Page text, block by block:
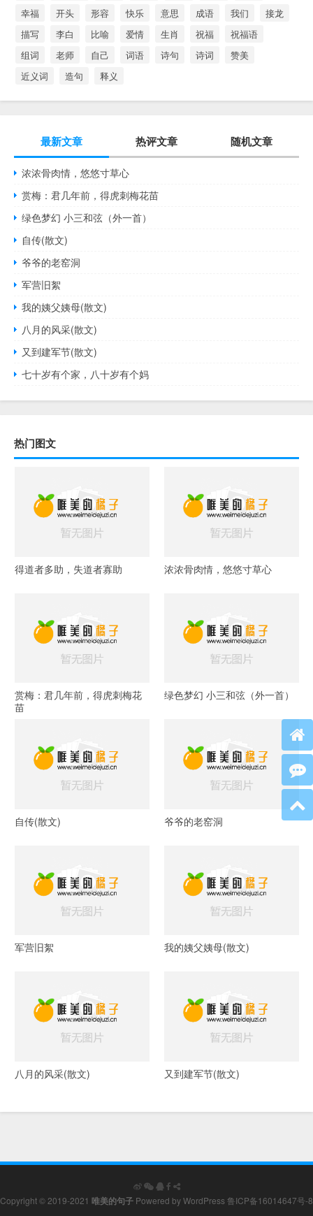
幸福
开头 形容 快乐 意思 成语 我们
接龙
描写
李白 比喻 爱情 生肖 祝福
祝福语
组词
老师 自己 词语 诗句 诗词
赞美
近义词
造句 释义
最新文章 热评文章 随机文章
浓浓骨肉情，悠悠寸草心
赏梅：君几年前，得虎刺梅花苗
绿色梦幻 小三和弦（外一首）
自传(散文)
爷爷的老窑洞
军营旧絮
我的姨父姨母(散文)
八月的风采(散文)
又到建军节(散文)
七十岁有个家，八十岁有个妈
热门图文
得道者多助，失道者寡助 浓浓骨肉情，悠悠寸草心
赏梅：君几年前，得虎刺梅花
苗
绿色梦幻 小三和弦（外一首）
自传(散文) 爷爷的老窑洞
军营旧絮 我的姨父姨母(散文)
八月的风采(散文) 又到建军节(散文)
Copyright © 2019-2021 唯美的句子 Powered byWordPress鲁ICP备16014647号-8